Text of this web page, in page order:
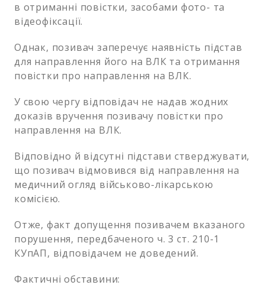
в отриманні повістки, засобами фото- та
відеофіксації.
Однак, позивач заперечує наявність підстав
для направлення його на ВЛК та отримання
повістки про направлення на ВЛК.
У свою чергу відповідач не надав жодних
доказів вручення позивачу повістки про
направлення на ВЛК.
Відповідно й відсутні підстави стверджувати,
що позивач відмовився від направлення на
медичний огляд військово-лікарською
комісією.
Отже, факт допущення позивачем вказаного
порушення, передбаченого ч. 3 ст. 210-1
КУпАП, відповідачем не доведений.
Фактичні обставини: